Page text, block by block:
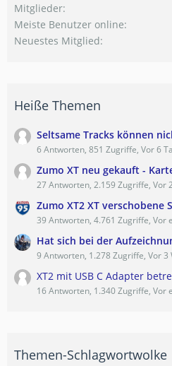
Mitglieder
Meiste Benutzer online
Neuestes Mitglied
Heiße Themen
Seltsame Tracks können
6 Antworten, 851 Zugriffe, Vor 6
Zumo XT neu gekauft -
27 Antworten, 2.159 Zugriffe, Vor
Zumo XT2 XT verschobene
39 Antworten, 4.761 Zugriffe, Vor
Hat sich bei der
9 Antworten, 1.278 Zugriffe, Vor 3
XT2 mit USB C Adapter
16 Antworten, 1.340 Zugriffe, Vor
Themen-Schlagwortwolke